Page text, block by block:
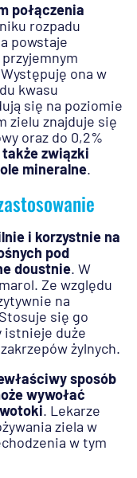
połączenia
rozpadu
powstaje
ona w
kwasu
się na poziomie
zielu znajduje się
oraz do 0,2%
związki
mineralne.
i korzystnie na
pod
doustnie. W
Ze względu
na
się go
istnieje duże
żylnych.
sposób
wywołać
. Lekarze
ziela w
w tym